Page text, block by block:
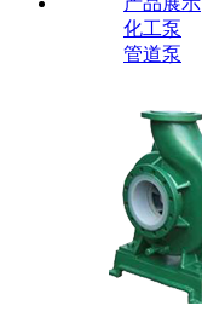
化工泵
管道泵